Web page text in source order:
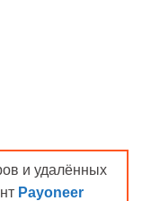
и удалённых
Payoneer